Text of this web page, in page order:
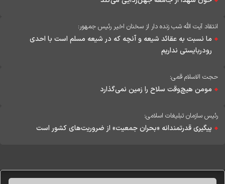
انتقاد آیت الله شب زنده دار از سخنان اخیر رئیس جمهور:
ما نسبت به عقائد شیعه و آنچه که در شیعه مسلم است با احدی
رودربایستی نداریم
حجت الاسلام قمی:
مومن هیچ‌وقت سلاح‌ را زمین نمی‌گذارد
رئیس سازمان تبلیغات اسلامی:
پیگیری قدرتمندانه «بحران جمعیت» از ضروریت‌های کشور است